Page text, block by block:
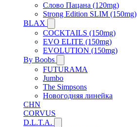
Слово Пацана (120mg)
Strong Edition SLIM (150mg)
BLAX
COCKTAILS (150mg)
EVO ELITE (150mg)
EVOLUTION (150mg)
By Boobs
FUTURAMA
Jumbo
The Simpsons
Новогодняя линейка
CHN
CORVUS
D.L.T.A.